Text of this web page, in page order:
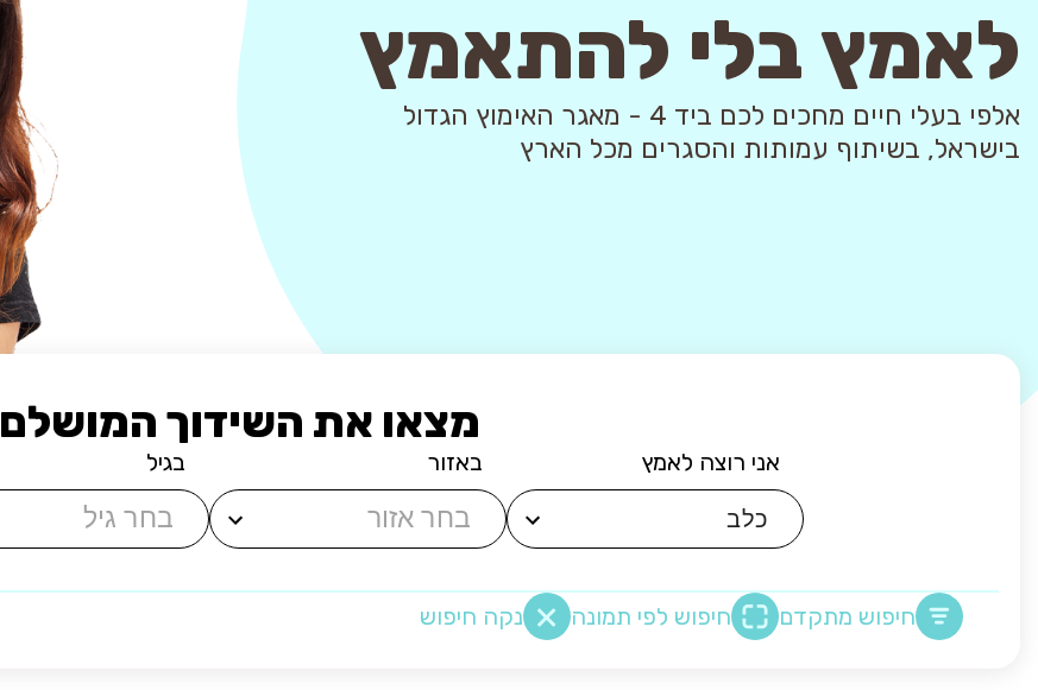
לאמץ בלי להתאמץ
אלפי בעלי חיים מחכים לכם ביד 4 - מאגר האימוץ הגדול
בישראל, בשיתוף עמותות והסגרים מכל הארץ
מצאו את השידוך המושלם
אני רוצה לאמץ באזור בגיל
חיפוש מתקדם חיפוש לפי תמונה נקה חיפוש